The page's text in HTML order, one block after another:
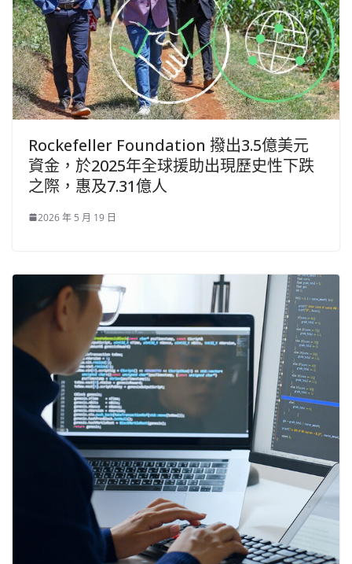
Rockefeller Foundation 撥出3.5億美元
資金，於2025年全球援助出現歷史性下跌
之際，惠及7.31億人
2026 年 5 月 19 日